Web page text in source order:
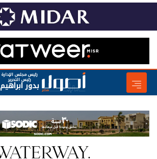
رئيس مجلس الإدارة
رئيس التحرير
بدور ابراهيم